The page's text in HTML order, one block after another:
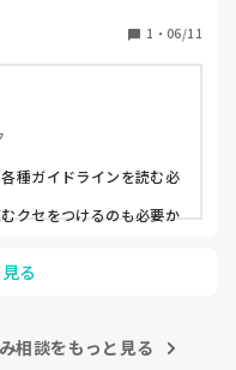
1 ・ 06/11
種ガイドラインを読む必
クセをつけるのも必要か
る
相談をもっと見る